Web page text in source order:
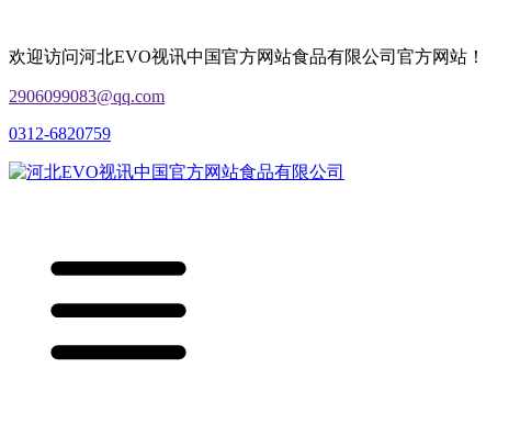
欢迎访问河北EVO视讯中国官方网站食品有限公司官方网站！
2906099083@qq.com
0312-6820759